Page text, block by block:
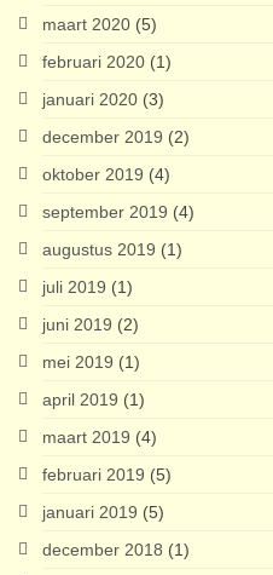
maart 2020 (5)
februari 2020 (1)
januari 2020 (3)
december 2019 (2)
oktober 2019 (4)
september 2019 (4)
augustus 2019 (1)
juli 2019 (1)
juni 2019 (2)
mei 2019 (1)
april 2019 (1)
maart 2019 (4)
februari 2019 (5)
januari 2019 (5)
december 2018 (1)